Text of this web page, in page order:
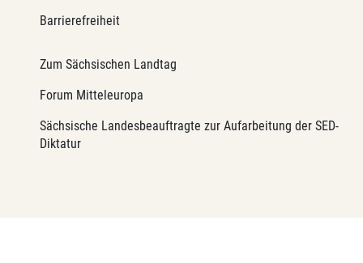
Barrierefreiheit
Zum Sächsischen Landtag
Forum Mitteleuropa
Sächsische Landesbeauftragte zur Aufarbeitung der SED-
Diktatur